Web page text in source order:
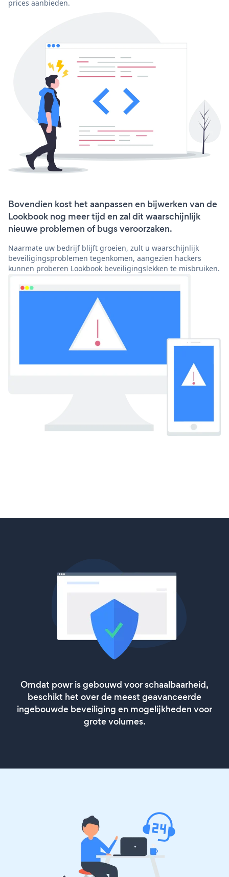
prices aanbieden.
Bovendien kost het aanpassen en bijwerken van de
Lookbook nog meer tijd en zal dit waarschijnlijk
nieuwe problemen of bugs veroorzaken.
Naarmate uw bedrijf blijft groeien, zult u waarschijnlijk
beveiligingsproblemen tegenkomen, aangezien hackers
kunnen proberen Lookbook beveiligingslekken te misbruiken.
Omdat powr is gebouwd voor schaalbaarheid,
beschikt het over de meest geavanceerde
ingebouwde beveiliging en mogelijkheden voor
grote volumes.